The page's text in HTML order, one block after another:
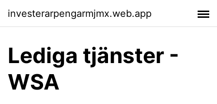
investerarpengarmjmx.web.app
Lediga tjänster -
WSA